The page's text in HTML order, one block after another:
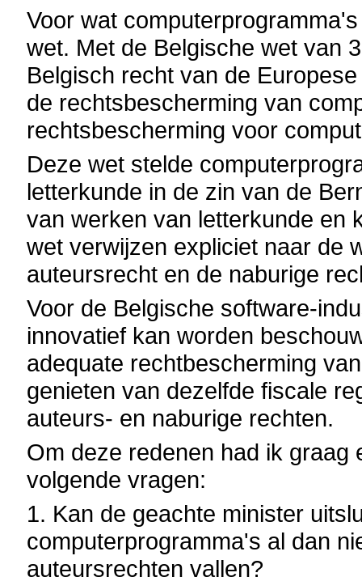
Voor wat
wet. Met de Belgische wet van
Belgisch recht van de
de rechtsbescherming van
rechtsbescherming voor
Deze wet stelde
letterkunde in de zin van de
van werken van letterkunde en
wet verwijzen expliciet naar de
auteursrecht en de naburige
Voor de Belgische software-
innovatief kan worden
adequate rechtbescherming
genieten van dezelfde fiscale
auteurs- en naburige rechten.
Om deze redenen had ik graag
volgende vragen:
1. Kan de geachte minister
computerprogramma's al dan
auteursrechten vallen?